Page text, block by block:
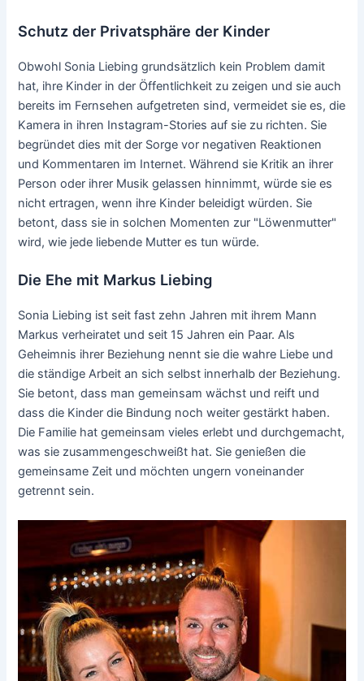
Schutz der Privatsphäre der Kinder
Obwohl Sonia Liebing grundsätzlich kein Problem damit
hat, ihre Kinder in der Öffentlichkeit zu zeigen und sie auch
bereits im Fernsehen aufgetreten sind, vermeidet sie es, die
Kamera in ihren Instagram-Stories auf sie zu richten. Sie
begründet dies mit der Sorge vor negativen Reaktionen
und Kommentaren im Internet. Während sie Kritik an ihrer
Person oder ihrer Musik gelassen hinnimmt, würde sie es
nicht ertragen, wenn ihre Kinder beleidigt würden. Sie
betont, dass sie in solchen Momenten zur "Löwenmutter"
wird, wie jede liebende Mutter es tun würde.
Die Ehe mit Markus Liebing
Sonia Liebing ist seit fast zehn Jahren mit ihrem Mann
Markus verheiratet und seit 15 Jahren ein Paar. Als
Geheimnis ihrer Beziehung nennt sie die wahre Liebe und
die ständige Arbeit an sich selbst innerhalb der Beziehung.
Sie betont, dass man gemeinsam wächst und reift und
dass die Kinder die Bindung noch weiter gestärkt haben.
Die Familie hat gemeinsam vieles erlebt und durchgemacht,
was sie zusammengeschweißt hat. Sie genießen die
gemeinsame Zeit und möchten ungern voneinander
getrennt sein.